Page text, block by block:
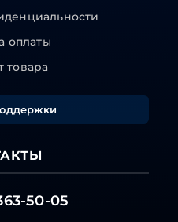
оплаты
товара
50-05